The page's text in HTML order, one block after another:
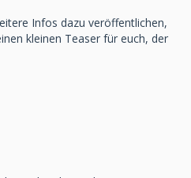
Infos dazu veröffentlichen,
kleinen Teaser für euch, der